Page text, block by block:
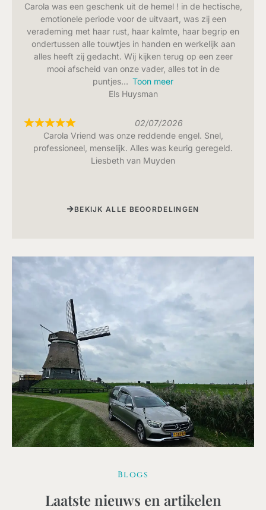
Carola was een geschenk uit de hemel ! in de hectische,
emotionele periode voor de uitvaart, was zij een
verademing met haar rust, haar kalmte, haar begrip en
ondertussen alle touwtjes in handen en werkelijk aan
alles heeft zij gedacht. Wij kijken terug op een zeer
mooi afscheid van onze vader, alles tot in de
puntjes
Toon meer
Els Huysman
02/07/2026
Carola Vriend was onze reddende engel. Snel,
professioneel, menselijk. Alles was keurig geregeld.
Liesbeth van Muyden
BEKIJK ALLE BEOORDELINGEN
Blogs
Laatste nieuws en artikelen